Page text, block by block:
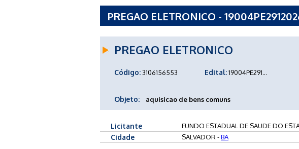
PREGAO ELETRONICO -
PREGAO ELETRONICO
Código:3106156553 Edital:19004PE291...
Objeto: aquisicao de bens comuns
Licitante FUNDO ESTADUAL DE SAUDE DO
Cidade SALVADOR -BA